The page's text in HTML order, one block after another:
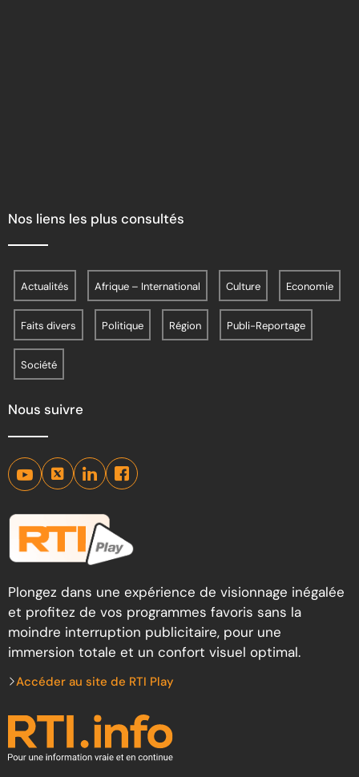
Nos liens les plus consultés
Actualités Afrique – International Culture Economie
Faits divers Politique Région Publi-Reportage
Société
Nous suivre
Plongez dans une expérience de visionnage inégalée
et profitez de vos programmes favoris sans la
moindre interruption publicitaire, pour une
immersion totale et un confort visuel optimal.
Accéder au site de RTI Play